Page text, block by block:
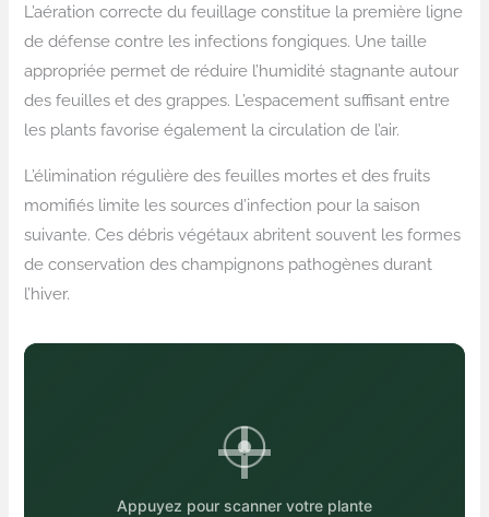
L’aération correcte du feuillage constitue la première ligne
de défense contre les infections fongiques. Une taille
appropriée permet de réduire l’humidité stagnante autour
des feuilles et des grappes. L’espacement suffisant entre
les plants favorise également la circulation de l’air.
L’élimination régulière des feuilles mortes et des fruits
momifiés limite les sources d’infection pour la saison
suivante. Ces débris végétaux abritent souvent les formes
de conservation des champignons pathogènes durant
l’hiver.
Appuyez pour scanner votre plante